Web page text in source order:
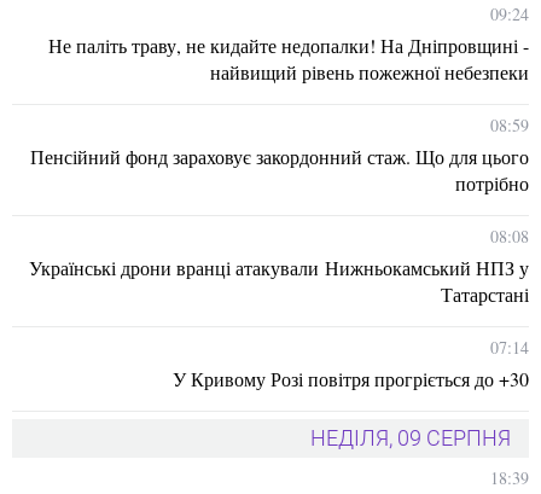
09:24
Не паліть траву, не кидайте недопалки! На Дніпровщині -
найвищий рівень пожежної небезпеки
08:59
Пенсійний фонд зараховує закордонний стаж. Що для цього
потрібно
08:08
Українські дрони вранці атакували Нижньокамський НПЗ у
Татарстані
07:14
У Кривому Розі повітря прогріється до +30
НЕДІЛЯ, 09 СЕРПНЯ
18:39